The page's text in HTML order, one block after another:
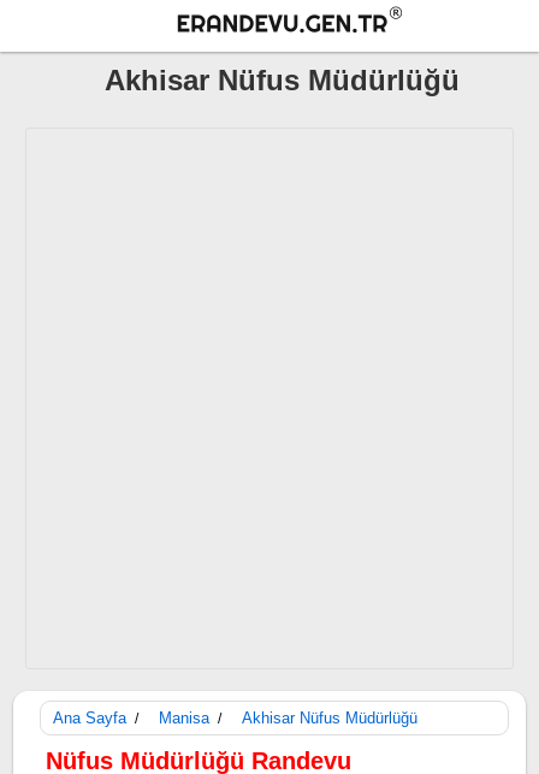
Akhisar Nüfus Müdürlüğü
Ana Sayfa / Manisa / Akhisar Nüfus Müdürlüğü
Nüfus Müdürlüğü Randevu